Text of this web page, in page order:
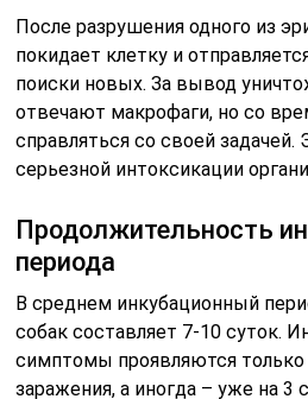
После разрушения одного из
покидает клетку и
поиски новых. За вывод
отвечают макрофаги, но со
справляться со своей задачей.
серьезной интоксикации
Продолжительность
периода
В среднем инкубационный
собак составляет 7-10 суток.
симптомы проявляются только
заражения, а иногда – уже на 3